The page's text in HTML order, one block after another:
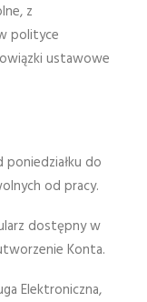
z
polityce
ustawowe
poniedziałku do
od pracy.
dostępny w
Konta.
Elektroniczna,